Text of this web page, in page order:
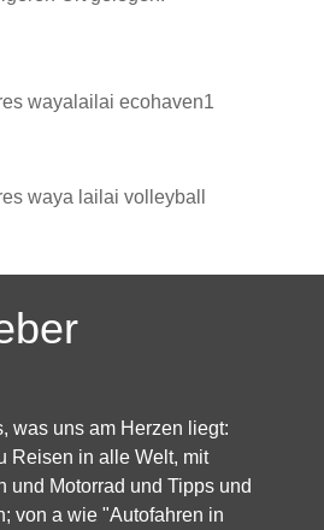
was uns am Herzen liegt:
Reisen in alle Welt, mit
und Motorrad und Tipps und
von a wie "Autofahren in